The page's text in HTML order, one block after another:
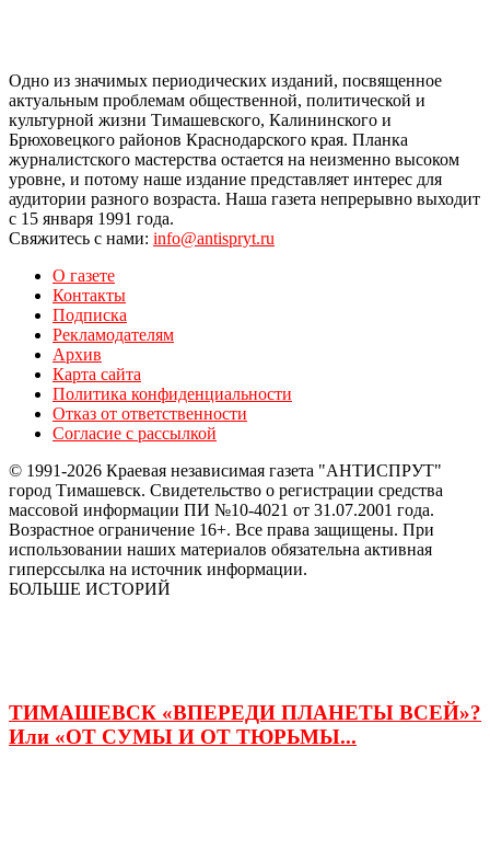
Одно из значимых периодических изданий, посвященное
актуальным проблемам общественной, политической и
культурной жизни Тимашевского, Калининского и
Брюховецкого районов Краснодарского края. Планка
журналистского мастерства остается на неизменно высоком
уровне, и потому наше издание представляет интерес для
аудитории разного возраста. Наша газета непрерывно выходит
с 15 января 1991 года.
Свяжитесь с нами: info@antispryt.ru
О газете
Контакты
Подписка
Рекламодателям
Архив
Карта сайта
Политика конфиденциальности
Отказ от ответственности
Согласие с рассылкой
© 1991-2026 Краевая независимая газета "АНТИСПРУТ"
город Тимашевск. Свидетельство о регистрации средства
массовой информации ПИ №10-4021 от 31.07.2001 года.
Возрастное ограничение 16+. Все права защищены. При
использовании наших материалов обязательна активная
гиперссылка на источник информации.
БОЛЬШЕ ИСТОРИЙ
ТИМАШЕВСК «ВПЕРЕДИ ПЛАНЕТЫ ВСЕЙ»?
Или «ОТ СУМЫ И ОТ ТЮРЬМЫ...